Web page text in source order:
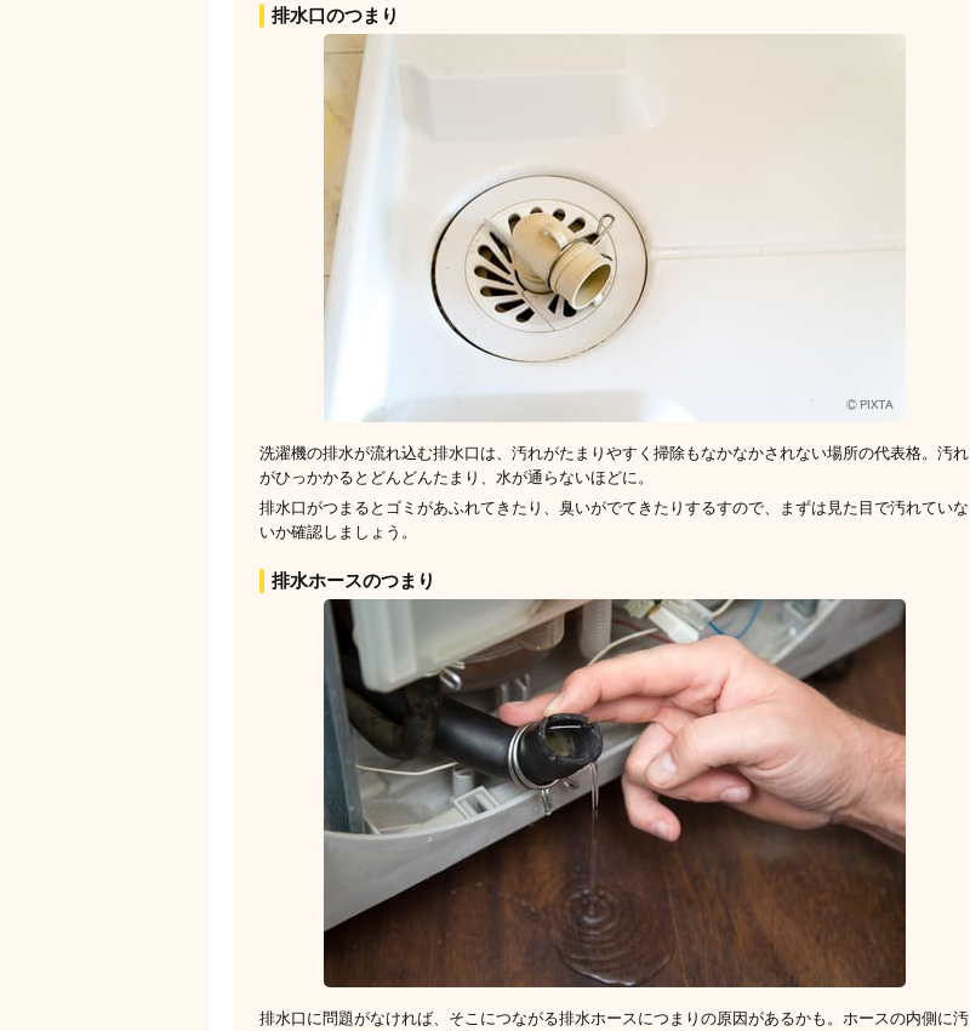
排水口のつまり
洗濯機の排水が流れ込む排水口は、汚れがたまりやすく掃除もなかなかされない場所の代表格。汚れ
がひっかかるとどんどんたまり、水が通らないほどに。
排水口がつまるとゴミがあふれてきたり、臭いがでてきたりするすので、まずは見た目で汚れていな
いか確認しましょう。
排水ホースのつまり
排水口に問題がなければ、そこにつながる排水ホースにつまりの原因があるかも。ホースの内側に汚